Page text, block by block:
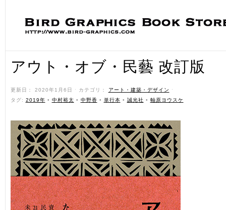
アウト・オブ・民藝 改訂版
更新日： 2020年1月6日 ˑ カテゴリ： アート・建築・デザイン
ˑ
タグ: 2019年 • 中村裕太 • 中野香 • 単行本 • 誠光社 • 軸原ヨウスケ